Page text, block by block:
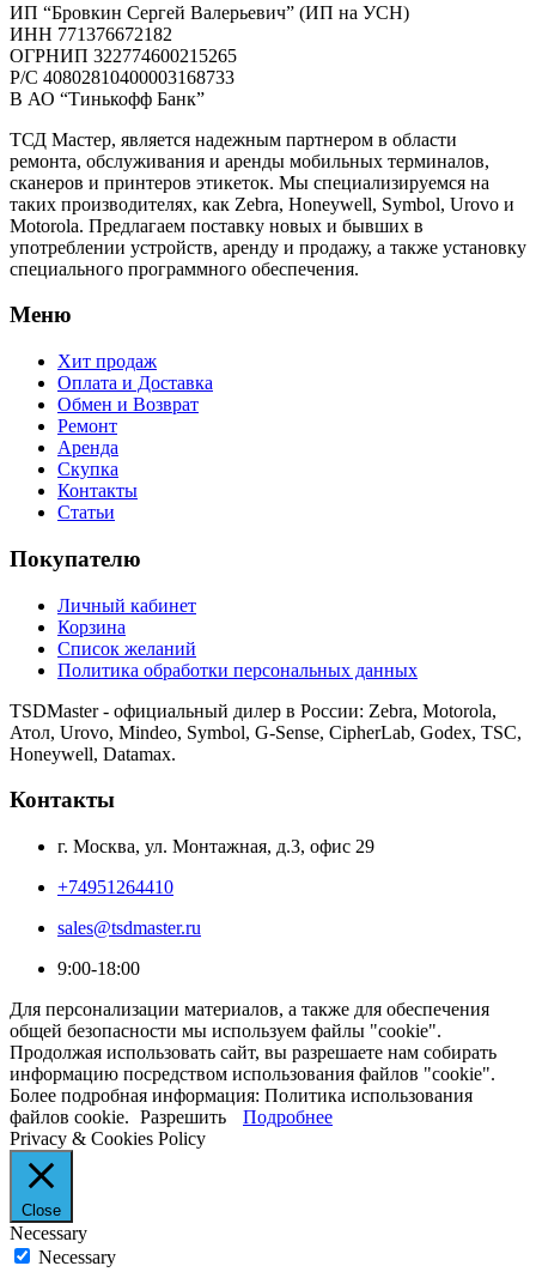
ИП “Бровкин Сергей Валерьевич” (ИП на УСН)
ИНН 771376672182
ОГРНИП 322774600215265
P/C 40802810400003168733
В АО “Тинькофф Банк”
ТСД Мастер, является надежным партнером в области
ремонта, обслуживания и аренды мобильных терминалов,
сканеров и принтеров этикеток. Мы специализируемся на
таких производителях, как Zebra, Honeywell, Symbol, Urovo и
Motorola. Предлагаем поставку новых и бывших в
употреблении устройств, аренду и продажу, а также установку
специального программного обеспечения.
Меню
Хит продаж
Оплата и Доставка
Обмен и Возврат
Ремонт
Аренда
Скупка
Контакты
Статьи
Покупателю
Личный кабинет
Корзина
Список желаний
Политика обработки персональных данных
TSDMaster - официальный дилер в России: Zebra, Motorola,
Атол, Urovo, Mindeo, Symbol, G-Sense, CipherLab, Godex, TSC,
Honeywell, Datamax.
Контакты
г. Москва, ул. Монтажная, д.3, офис 29
+74951264410
sales@tsdmaster.ru
9:00-18:00
Для персонализации материалов, а также для обеспечения
общей безопасности мы используем файлы "cookie".
Продолжая использовать сайт, вы разрешаете нам собирать
информацию посредством использования файлов "cookie".
Более подробная информация: Политика использования
файлов cookie. Разрешить
Подробнее
Privacy & Cookies Policy
Close
Necessary
Necessary